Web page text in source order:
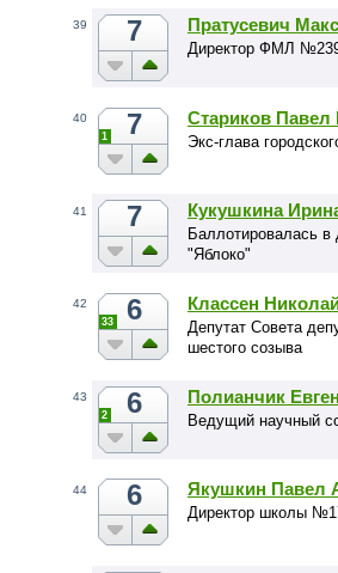
39 7 Пратусевич
Директор ФМЛ
40 7
1
Стариков Павел
Экс-глава
41 7 Кукушкина
Баллотировалась в
"Яблоко"
42 6
33
Классен
Депутат Совета
шестого созыва
43 6
2
Полианчик
Ведущий научный
44 6 Якушкин Павел
Директор школы